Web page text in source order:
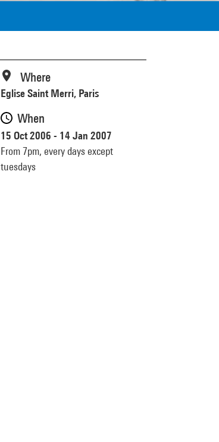
Where
Eglise Saint Merri, Paris
When
15 Oct 2006 - 14 Jan 2007
From 7pm, every days except
tuesdays